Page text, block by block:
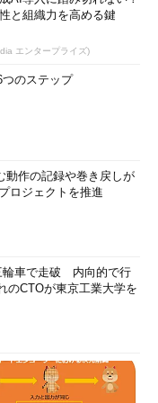
と組織力を高める鍵
エンタープライズ)
のステップ
動作の記録や巻き戻しが
ロジェクトを推進
輪車で走破 内向的で行
のCTOが東京工業大学を